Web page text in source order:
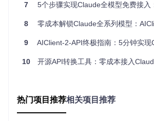
ows）命令查看端口占用情况。
服务启动成功后，你将看到类似以下的输
> aiclient-2-api@2.2.14 start
> node src/services/api-server.js
7 5个步骤实现Claude全模型免费接入：
8 零成本解锁Claude全系列模型：AIClient-2-API
9 AIClient-2-API终极指南：5分钟实现Claude免
10 开源API转换工具：零成本接入
热门项目推荐相关项目推荐